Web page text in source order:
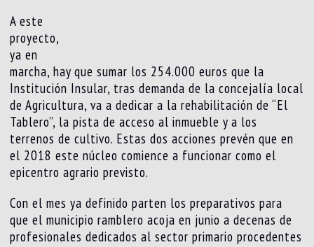
A este
proyecto,
ya en
marcha, hay que sumar los 254.000 euros que la
Institución Insular, tras demanda de la concejalía local
de Agricultura, va a dedicar a la rehabilitación de “El
Tablero”, la pista de acceso al inmueble y a los
terrenos de cultivo. Estas dos acciones prevén que en
el 2018 este núcleo comience a funcionar como el
epicentro agrario previsto.
Con el mes ya definido parten los preparativos para
que el municipio ramblero acoja en junio a decenas de
profesionales dedicados al sector primario procedentes